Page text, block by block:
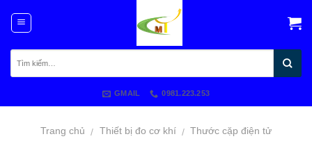
content
GMAIL 0981.223.253
Trang chủ / Thiết bị đo cơ khí / Thước cặp điện tử